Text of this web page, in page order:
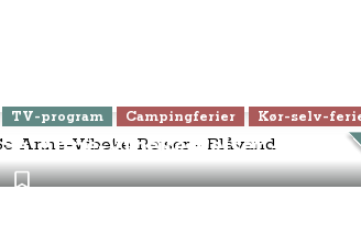
TV-program Campingferier Kør-selv-
Se Anne-Vibeke Rejser -